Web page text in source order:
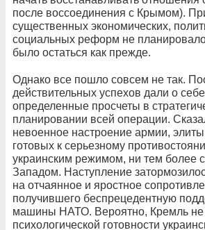
после воссоединения с Крымом).
существенных экономических,
социальных реформ не
было остаться как прежде.
Однако все пошло совсем не так.
действительных успехов дали о
определенные просчеты в
планировании всей операции.
невоенное настроение армии,
готовых к серьезному
украинским режимом, ни тем более
Западом. Наступление
на отчаянное и яростное
получившего беспрецедентную
машины НАТО. Вероятно, Кремль не
психологической готовности